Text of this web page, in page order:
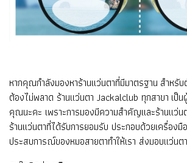
หากคุณกำลังมองหาร้านแว่นตาที่มีมาตรฐาน สำหรั
ต้องไม่พลาด ร้านแว่นตา Jackalclub ทุกสาขา เป็น
คุณนะคะ เพราะการมองมีความสำคัญและร้านแว่น
ร้านแว่นตาที่ได้รับการยอมรับ ประกอบด้วยเครื่อง
ประสบการณ์ของหมอสายตาทำให้เรา ส่งมอบแว่น